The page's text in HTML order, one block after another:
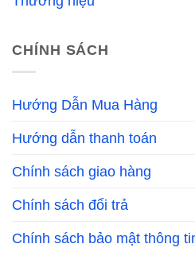
CHÍNH SÁCH
Hướng Dẫn Mua Hàng
Hướng dẫn thanh toán
Chính sách giao hàng
Chính sách đổi trả
Chính sách bảo mật thông